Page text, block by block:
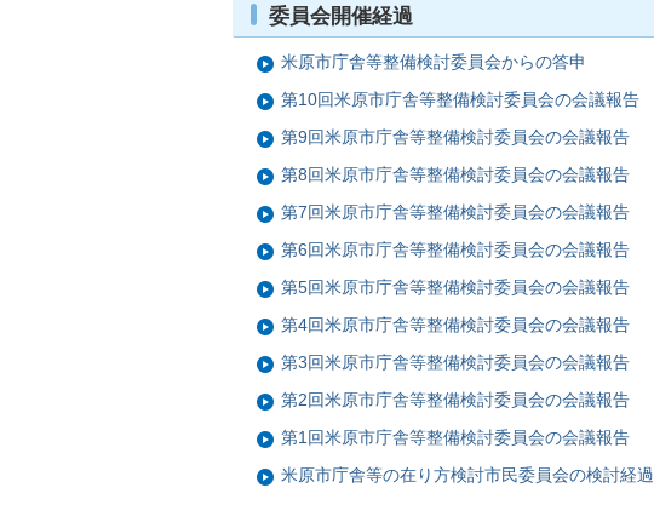
委員会開催経過
米原市庁舎等整備検討委員会からの答申
第10回米原市庁舎等整備検討委員会の会議報告
第9回米原市庁舎等整備検討委員会の会議報告
第8回米原市庁舎等整備検討委員会の会議報告
第7回米原市庁舎等整備検討委員会の会議報告
第6回米原市庁舎等整備検討委員会の会議報告
第5回米原市庁舎等整備検討委員会の会議報告
第4回米原市庁舎等整備検討委員会の会議報告
第3回米原市庁舎等整備検討委員会の会議報告
第2回米原市庁舎等整備検討委員会の会議報告
第1回米原市庁舎等整備検討委員会の会議報告
米原市庁舎等の在り方検討市民委員会の検討経過